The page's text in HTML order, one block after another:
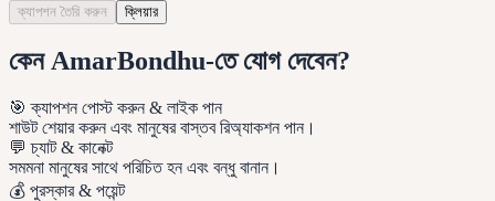
ক্যাপশন তৈরি করুন ক্লিয়ার
কেন AmarBondhu-তে যোগ দেবেন?
🎯 ক্যাপশন পোস্ট করুন & লাইক পান
শাউট শেয়ার করুন এবং মানুষের বাস্তব রিঅ্যাকশন পান।
💬 চ্যাট & কানেক্ট
সমমনা মানুষের সাথে পরিচিত হন এবং বন্ধু বানান।
💰 পুরস্কার & পয়েন্ট